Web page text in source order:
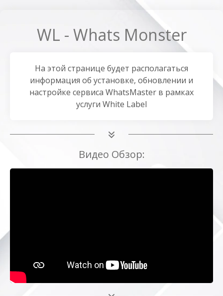
WL - Whats Monster
На этой странице будет располагаться
информация об установке, обновлении и
настройке сервиса WhatsMaster в рамках
услуги White Label
Видео Обзор: